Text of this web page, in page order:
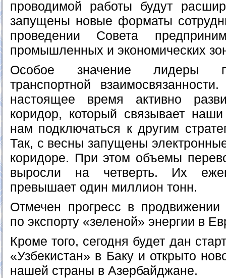
проводимой работы будут
запущены новые форматы
проведении Совета
промышленных и экономических
Особое значение лидеры
транспортной
настоящее время активно
коридор, который связывает
нам подключаться к другим
Так, с весны запущены
коридоре. При этом объемы
выросли на четверть. Их
превышает один миллион тонн.
Отмечен прогресс в продвижении
по экспорту «зеленой» энергии в
Кроме того, сегодня будет дан
«Узбекистан» в Баку и открыто
нашей страны в Азербайджане.